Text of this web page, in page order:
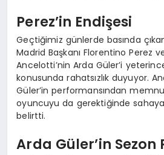
Perez’in Endişesi
Geçtiğimiz günlerde basında
Madrid Başkanı Florentino Perez
Ancelotti’nin Arda Güler’i
konusunda rahatsızlık duyuyor.
Güler’in performansından
oyuncuyu da gerektiğinde
belirtti.
Arda Güler’in Sezon